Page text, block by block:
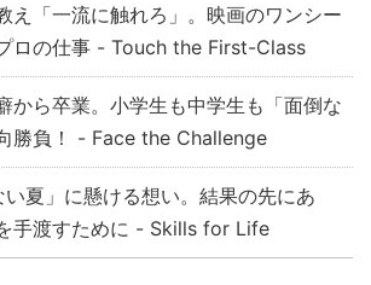
え「一流に触れろ」。映画のワンシー
ロの仕事 - Touch the First-Class
から卒業。小学生も中学生も「面倒な
勝負！ - Face the Challenge
い夏」に懸ける想い。結果の先にあ
手渡すために - Skills for Life